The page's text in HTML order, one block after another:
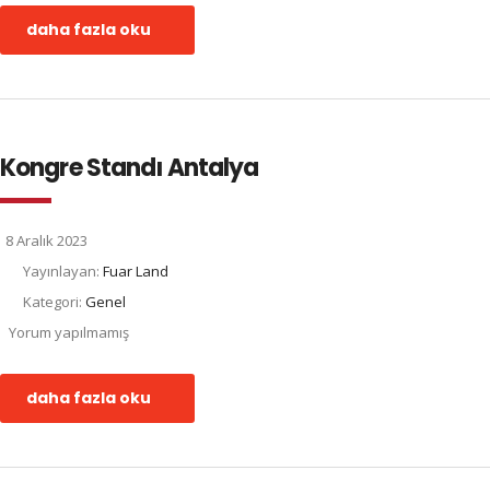
daha fazla oku
Kongre Standı Antalya
8 Aralık 2023
Yayınlayan: Fuar Land
Kategori: Genel
Yorum yapılmamış
daha fazla oku